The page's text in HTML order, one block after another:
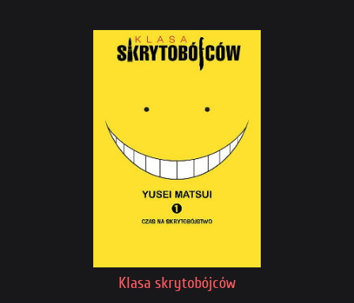
Klasa skrytobójców